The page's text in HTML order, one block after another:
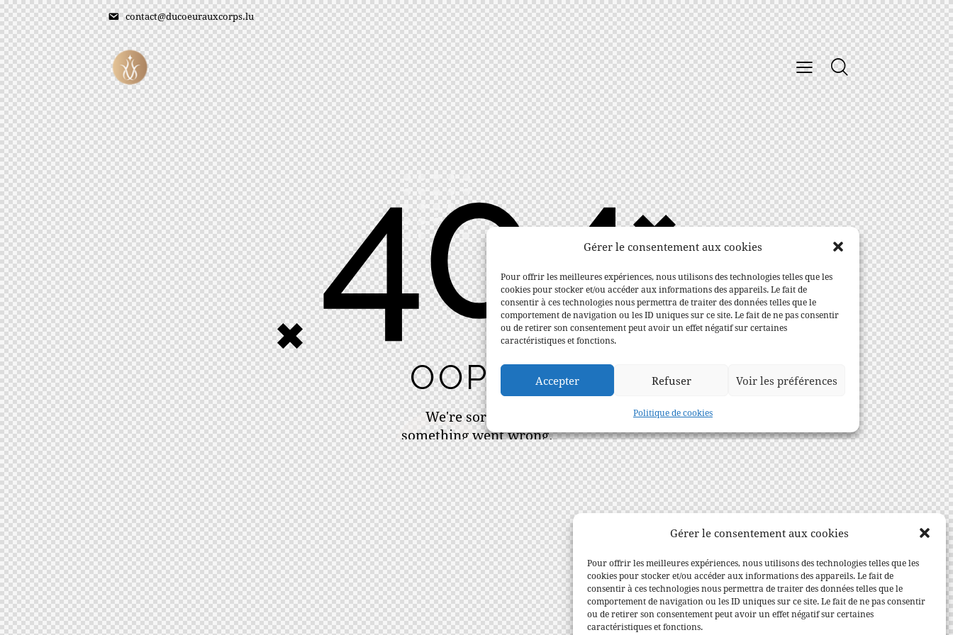
Gérer le consentement aux cookies
Pour offrir les meilleures expériences, nous utilisons des technologies telles que les
cookies pour stocker et/ou accéder aux informations des appareils. Le fait de
consentir à ces technologies nous permettra de traiter des données telles que le
comportement de navigation ou les ID uniques sur ce site. Le fait de ne pas consentir
ou de retirer son consentement peut avoir un effet négatif sur certaines
caractéristiques et fonctions.